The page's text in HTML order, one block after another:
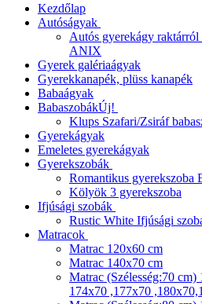
Kezdőlap
Autóságyak
Autós gyerekágy raktárról
ANIX
Gyerek galériaágyak
Gyerekkanapék, plüss kanapék
Babaágyak
BabaszobákÚj!
Klups Szafari/Zsiráf
Gyerekágyak
Emeletes gyerekágyak
Gyerekszobák
Romantikus gyerekszoba
Kölyök 3 gyerekszoba
Ifjúsági szobák
Rustic White Ifjúsági
Matracok
Matrac 120x60 cm
Matrac 140x70 cm
Matrac (Szélesség:70
174x70 ,177x70